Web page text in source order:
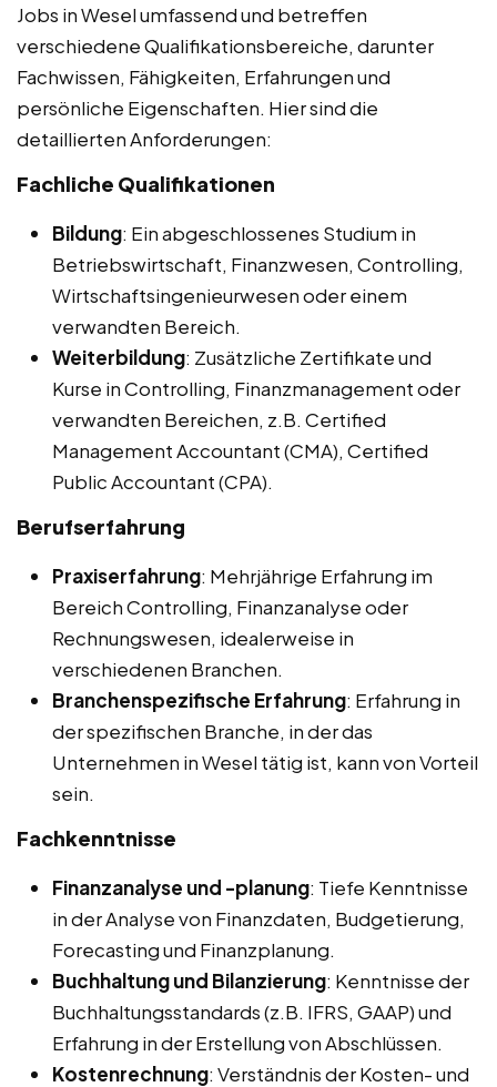
Jobs in Wesel umfassend und betreffen
verschiedene Qualifikationsbereiche, darunter
Fachwissen, Fähigkeiten, Erfahrungen und
persönliche Eigenschaften. Hier sind die
detaillierten Anforderungen:
Fachliche Qualifikationen
Bildung: Ein abgeschlossenes Studium in
Betriebswirtschaft, Finanzwesen, Controlling,
Wirtschaftsingenieurwesen oder einem
verwandten Bereich.
Weiterbildung: Zusätzliche Zertifikate und
Kurse in Controlling, Finanzmanagement oder
verwandten Bereichen, z.B. Certified
Management Accountant (CMA), Certified
Public Accountant (CPA).
Berufserfahrung
Praxiserfahrung: Mehrjährige Erfahrung im
Bereich Controlling, Finanzanalyse oder
Rechnungswesen, idealerweise in
verschiedenen Branchen.
Branchenspezifische Erfahrung: Erfahrung in
der spezifischen Branche, in der das
Unternehmen in Wesel tätig ist, kann von Vorteil
sein.
Fachkenntnisse
Finanzanalyse und -planung: Tiefe Kenntnisse
in der Analyse von Finanzdaten, Budgetierung,
Forecasting und Finanzplanung.
Buchhaltung und Bilanzierung: Kenntnisse der
Buchhaltungsstandards (z.B. IFRS, GAAP) und
Erfahrung in der Erstellung von Abschlüssen.
Kostenrechnung: Verständnis der Kosten- und